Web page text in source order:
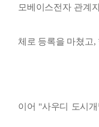
모베이스전자 관계
체로 등록을 마쳤고
이어 "사우디 도시